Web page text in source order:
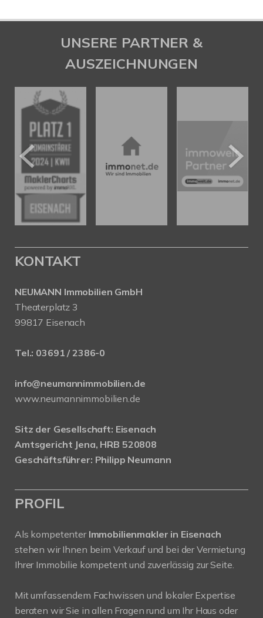
UNSERE PARTNER &
AUSZEICHNUNGEN
KONTAKT
NEUMANN Immobilien GmbH
Theaterplatz 3
99817 Eisenach
Tel.: 03691 / 2386-0
info@neumannimmobilien.de
www.neumannimmobilien.de
Sitz der Gesellschaft: Eisenach
Amtsgericht Jena, HRB 520808
Geschäftsführer: Philipp Neumann
PROFIL
Als kompetenter Immobilienmakler in Eisenach
stehen wir Ihnen beim Verkauf und bei der Vermietung
Ihrer Immobilie kompetent und zuverlässig zur Seite.
Mit umfassendem Fachwissen und lokaler Expertise
beraten wir Sie in allen Fragen rund um Ihr Haus oder